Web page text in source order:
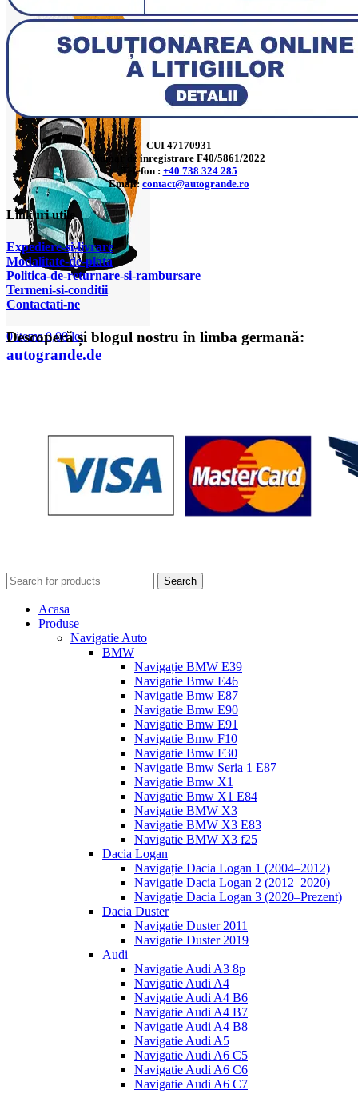
0items 0,00lei
CUI 47170931
Numar de inregistrare F40/5861/2022
Telefon : +40 738 324 285
Email: contact@autogrande.ro
Linkuri utile
Expediere-si-livrare
Modalitate-de-plata
Politica-de-returnare-si-rambursare
Termeni-si-conditii
Contactati-ne
Descoperă și blogul nostru în limba germană:
autogrande.de
Search
Acasa
Produse
Navigatie Auto
BMW
Navigație BMW E39
Navigatie Bmw E46
Navigatie Bmw E87
Navigatie Bmw E90
Navigatie Bmw E91
Navigatie Bmw F10
Navigatie Bmw F30
Navigatie Bmw Seria 1 E87
Navigatie Bmw X1
Navigatie Bmw X1 E84
Navigatie BMW X3
Navigatie BMW X3 E83
Navigatie BMW X3 f25
Dacia Logan
Navigație Dacia Logan 1 (2004–2012)
Navigație Dacia Logan 2 (2012–2020)
Navigație Dacia Logan 3 (2020–Prezent)
Dacia Duster
Navigatie Duster 2011
Navigatie Duster 2019
Audi
Navigatie Audi A3 8p
Navigatie Audi A4
Navigatie Audi A4 B6
Navigatie Audi A4 B7
Navigatie Audi A4 B8
Navigatie Audi A5
Navigatie Audi A6 C5
Navigatie Audi A6 C6
Navigatie Audi A6 C7